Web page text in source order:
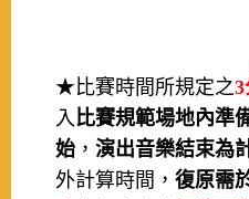
★比賽時間所規定之
入比賽規範場地內準
始 ， 演出音樂結束為
外計算時間， 復原需